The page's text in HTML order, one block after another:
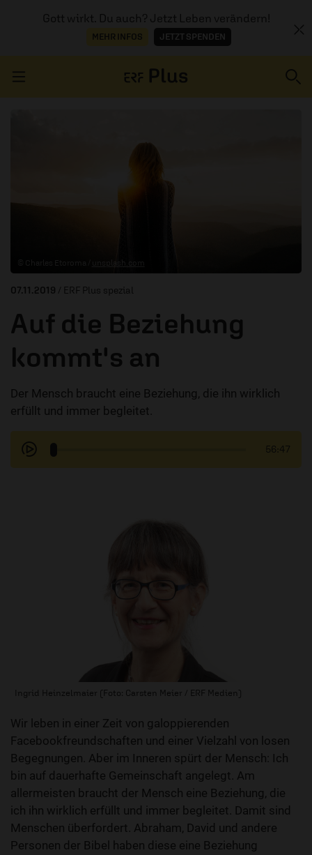
Gott wirkt. Du auch? Jetzt Leben verändern!
MEHR INFOS JETZT SPENDEN
07.11.2019 / ERF Plus spezial
Auf die Beziehung
kommt's an
Der Mensch braucht eine Beziehung, die ihn wirklich
erfüllt und immer begleitet.
56:47
Ingrid Heinzelmaier (Foto: Carsten Meier / ERF Medien)
Wir leben in einer Zeit von galoppierenden
Facebookfreundschaften und einer Vielzahl von losen
Begegnungen. Aber im Inneren spürt der Mensch: Ich
bin auf dauerhafte Gemeinschaft angelegt. Am
allermeisten braucht der Mensch eine Beziehung, die
ich ihn wirklich erfüllt und immer begleitet. Damit sind
Menschen überfordert. Abraham, David und andere
Personen der Bibel haben diese eine Beziehung